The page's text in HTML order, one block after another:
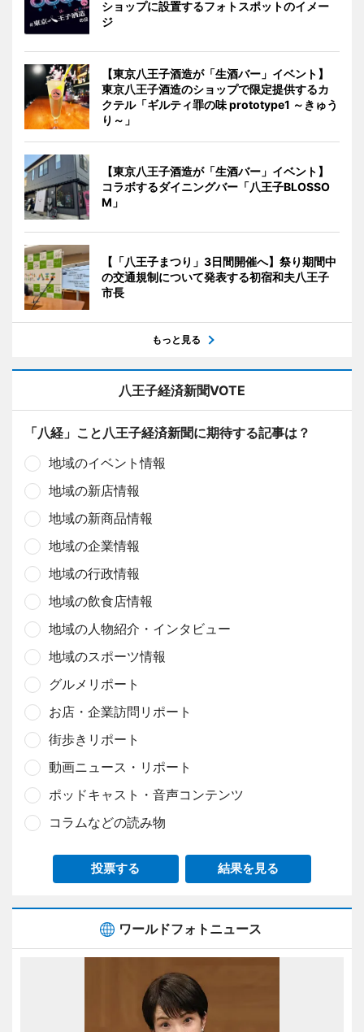
ショップに設置するフォトスポットのイメー
ジ
【東京八王子酒造が「生酒バー」イベント】
東京八王子酒造のショップで限定提供するカ
クテル「ギルティ罪の味 prototype1 ～きゅう
り～」
【東京八王子酒造が「生酒バー」イベント】
コラボするダイニングバー「八王子BLOSSO
M」
【「八王子まつり」3日間開催へ】祭り期間中
の交通規制について発表する初宿和夫八王子
市長
もっと見る
八王子経済新聞VOTE
「八経」こと八王子経済新聞に期待する記事は？
地域のイベント情報
地域の新店情報
地域の新商品情報
地域の企業情報
地域の行政情報
地域の飲食店情報
地域の人物紹介・インタビュー
地域のスポーツ情報
グルメリポート
お店・企業訪問リポート
街歩きリポート
動画ニュース・リポート
ポッドキャスト・音声コンテンツ
コラムなどの読み物
投票する 結果を見る
ワールドフォトニュース